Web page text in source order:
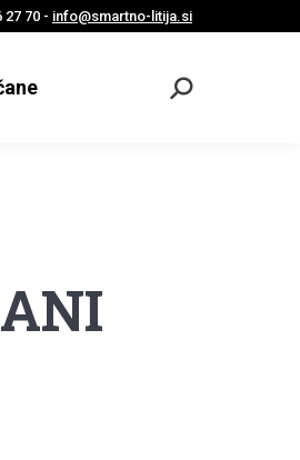
27 70 - info@smartno-litija.si
Odpri